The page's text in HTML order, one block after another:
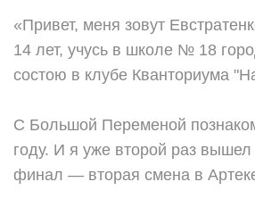
«Привет, меня зовут
14 лет, учусь в школе № 18
состою в клубе Кванториума
С Большой Переменой
году. И я уже второй раз
финал — вторая смена в